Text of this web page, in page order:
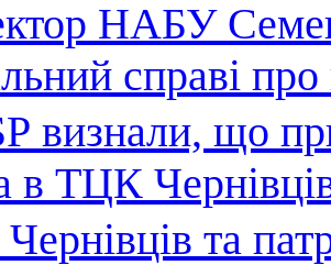
НАБУ
справі
визнали, що
в ТЦК Чернівців
та